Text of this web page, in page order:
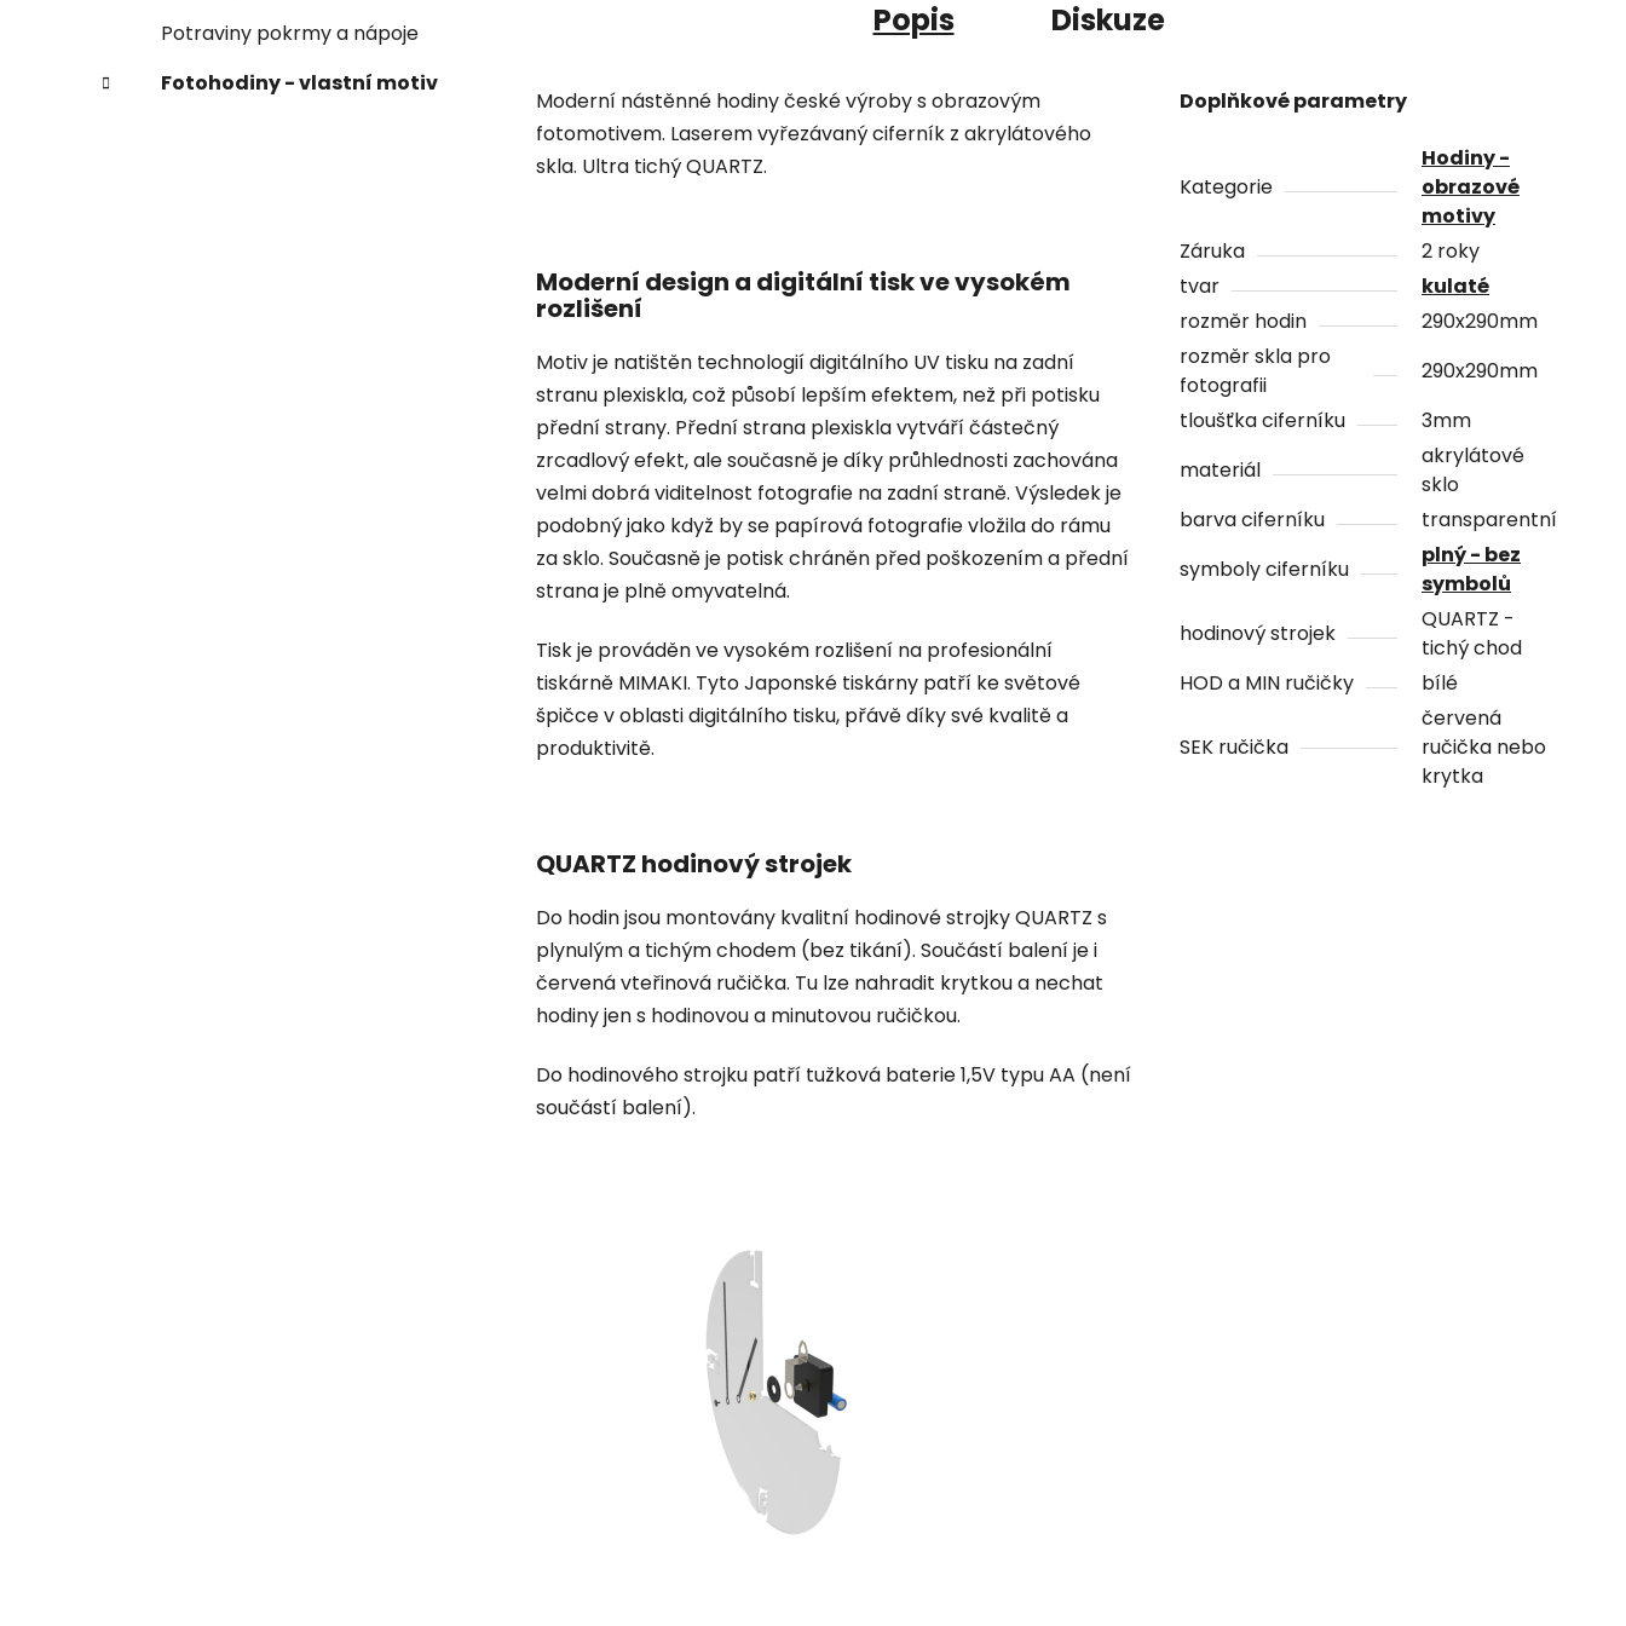
Potraviny pokrmy a nápoje
Fotohodiny - vlastní motiv
Popis Diskuze
Moderní nástěnné hodiny české výroby s obrazovým
fotomotivem. Laserem vyřezávaný ciferník z akrylátového
skla. Ultra tichý QUARTZ.
Moderní design a digitální tisk ve vysokém
rozlišení
Motiv je natištěn technologií digitálního UV tisku na zadní
stranu plexiskla, což působí lepším efektem, než při potisku
přední strany. Přední strana plexiskla vytváří částečný
zrcadlový efekt, ale současně je díky průhlednosti zachována
velmi dobrá viditelnost fotografie na zadní straně. Výsledek je
podobný jako když by se papírová fotografie vložila do rámu
za sklo. Současně je potisk chráněn před poškozením a přední
strana je plně omyvatelná.
Tisk je prováděn ve vysokém rozlišení na profesionální
tiskárně MIMAKI. Tyto Japonské tiskárny patří ke světové
špičce v oblasti digitálního tisku, přávě díky své kvalitě a
produktivitě.
QUARTZ hodinový strojek
Do hodin jsou montovány kvalitní hodinové strojky QUARTZ s
plynulým a tichým chodem (bez tikání). Součástí balení je i
červená vteřinová ručička. Tu lze nahradit krytkou a nechat
hodiny jen s hodinovou a minutovou ručičkou.
Do hodinového strojku patří tužková baterie 1,5V typu AA (není
součástí balení).
Doplňkové parametry
Kategorie
Hodiny -
obrazové
motivy
Záruka
2 roky
tvar
kulaté
rozměr hodin
290x290mm
rozměr skla pro
fotografii
290x290mm
tloušťka ciferníku
3mm
materiál
akrylátové
sklo
barva ciferníku
transparentní
symboly ciferníku
plný - bez
symbolů
hodinový strojek
QUARTZ -
tichý chod
HOD a MIN ručičky
bílé
SEK ručička
červená
ručička nebo
krytka